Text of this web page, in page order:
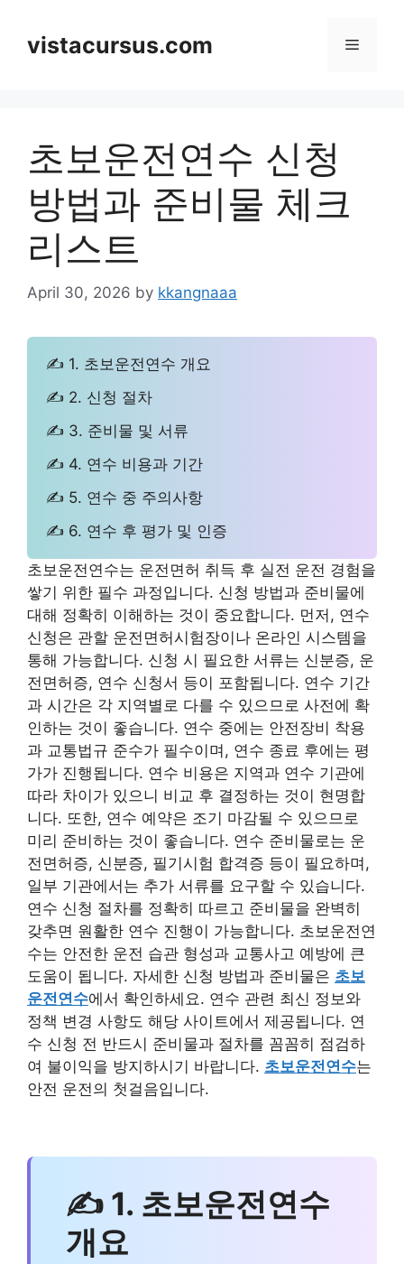
contentvistacursus.com Menu
초보운전연수 신청
방법과 준비물 체크
리스트
April 30, 2026 by kkangnaaa
✍ 1. 초보운전연수 개요
✍ 2. 신청 절차
✍ 3. 준비물 및 서류
✍ 4. 연수 비용과 기간
✍ 5. 연수 중 주의사항
✍ 6. 연수 후 평가 및 인증
초보운전연수는 운전면허 취득 후 실전 운전 경험을
쌓기 위한 필수 과정입니다. 신청 방법과 준비물에
대해 정확히 이해하는 것이 중요합니다. 먼저, 연수
신청은 관할 운전면허시험장이나 온라인 시스템을
통해 가능합니다. 신청 시 필요한 서류는 신분증, 운
전면허증, 연수 신청서 등이 포함됩니다. 연수 기간
과 시간은 각 지역별로 다를 수 있으므로 사전에 확
인하는 것이 좋습니다. 연수 중에는 안전장비 착용
과 교통법규 준수가 필수이며, 연수 종료 후에는 평
가가 진행됩니다. 연수 비용은 지역과 연수 기관에
따라 차이가 있으니 비교 후 결정하는 것이 현명합
니다. 또한, 연수 예약은 조기 마감될 수 있으므로
미리 준비하는 것이 좋습니다. 연수 준비물로는 운
전면허증, 신분증, 필기시험 합격증 등이 필요하며,
일부 기관에서는 추가 서류를 요구할 수 있습니다.
연수 신청 절차를 정확히 따르고 준비물을 완벽히
갖추면 원활한 연수 진행이 가능합니다. 초보운전연
수는 안전한 운전 습관 형성과 교통사고 예방에 큰
도움이 됩니다. 자세한 신청 방법과 준비물은 초보
운전연수에서 확인하세요. 연수 관련 최신 정보와
정책 변경 사항도 해당 사이트에서 제공됩니다. 연
수 신청 전 반드시 준비물과 절차를 꼼꼼히 점검하
여 불이익을 방지하시기 바랍니다. 초보운전연수는
안전 운전의 첫걸음입니다.
✍ 1. 초보운전연수
개요